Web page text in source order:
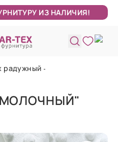
ИЗ НАЛИЧИЯ!
радужный